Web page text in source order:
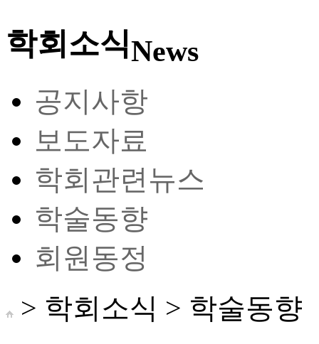
학회소식News
공지사항
보도자료
학회관련뉴스
학술동향
회원동정
> 학회소식 > 학술동향